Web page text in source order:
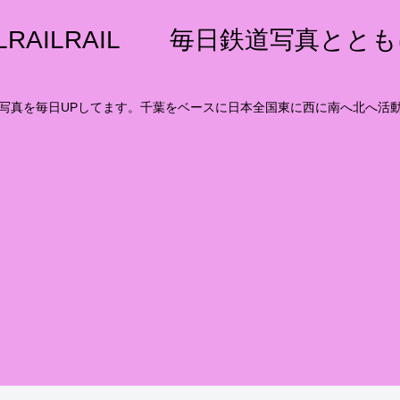
毎日鉄道写真ととも
真を毎日UPしてます。千葉をベースに日本全国東に西に南へ北へ活